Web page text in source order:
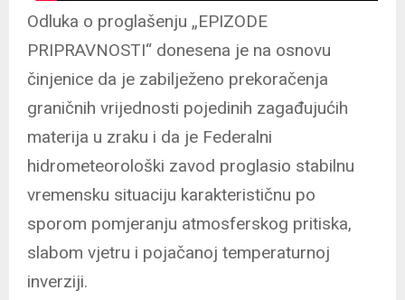
Odluka o proglašenju „EPIZODE
PRIPRAVNOSTI“ donesena je na osnovu
činjenice da je zabilježeno prekoračenja
graničnih vrijednosti pojedinih zagađujućih
materija u zraku i da je Federalni
hidrometeorološki zavod proglasio stabilnu
vremensku situaciju karakterističnu po
sporom pomjeranju atmosferskog pritiska,
slabom vjetru i pojačanoj temperaturnoj
inverziji.